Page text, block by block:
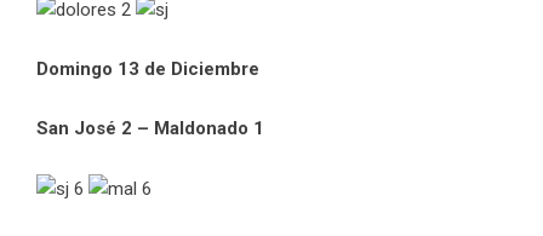
Domingo 13 de Diciembre
San José 2 – Maldonado 1